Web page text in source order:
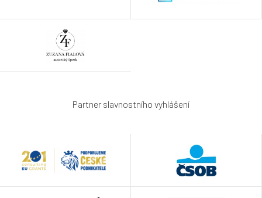
Partner slavnostního vyhlášení